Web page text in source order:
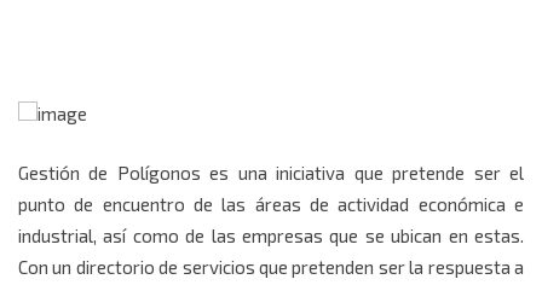
Gestión de Polígonos es una iniciativa que pretende ser el
punto de encuentro de las áreas de actividad económica e
industrial, así como de las empresas que se ubican en estas.
Con un directorio de servicios que pretenden ser la respuesta a